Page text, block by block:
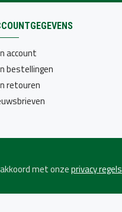
account
bestellingen
retouren
met onzeprivacy regels